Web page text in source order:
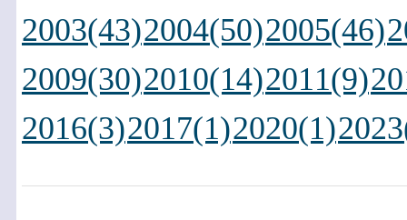
2003(43)2004(50)2005(46)
2009(30)2010(14)2011(9)
2016(3)2017(1)2020(1)